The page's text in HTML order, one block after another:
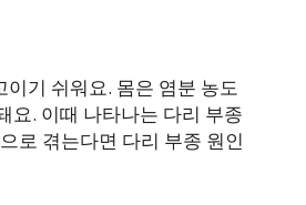
기 쉬워요. 몸은 염분 농도
요. 이때 나타나는 다리 부종
로 겪는다면 다리 부종 원인